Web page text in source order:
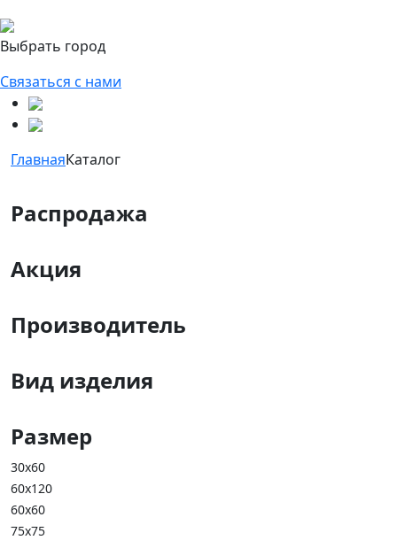
Выбрать город
Связаться с нами
ГлавнаяКаталог
Распродажа
Акция
Производитель
Вид изделия
Размер
30x60
60x120
60x60
75x75